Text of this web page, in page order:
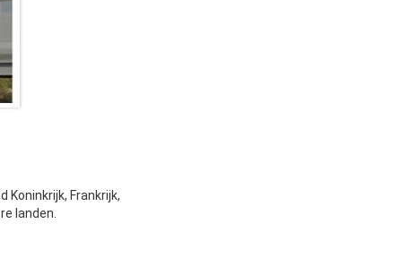
Koninkrijk, Frankrijk,
landen.